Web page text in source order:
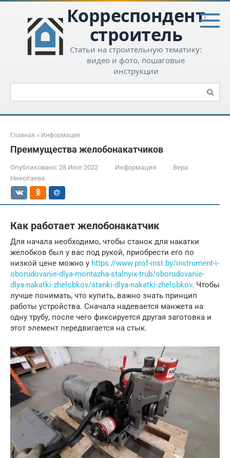
Перейти
контенту
Корреспондент-
строитель
Статьи на строительную тематику:
видео и фото, пошаговые
инструкции
Поиск:
Главная » Информация
Преимущества желобонакатчиков
Опубликовано: 28 Июл 2022 Информация
Вера
Николаева
Как работает желобонакатчик
Для начала необходимо, чтобы станок для накатки
желобков был у вас под рукой, приобрести его по
низкой цене можно у https://www.prof-inst.by/instrument-i-
oborudovanie-dlya-montazha-stalnyix-trub/oborudovanie-
dlya-nakatki-zhelobkov/stanki-dlya-nakatki-zhelobkov. Чтобы
лучше понимать, что купить, важно знать принцип
работы устройства. Сначала надевается манжета на
одну трубу, после чего фиксируется другая заготовка и
этот элемент передвигается на стык.